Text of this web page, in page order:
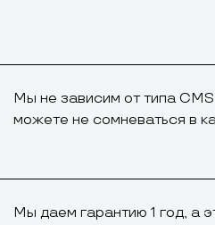
Мы не зависим от типа
можете не сомневаться в
Мы даем гарантию 1 год, а